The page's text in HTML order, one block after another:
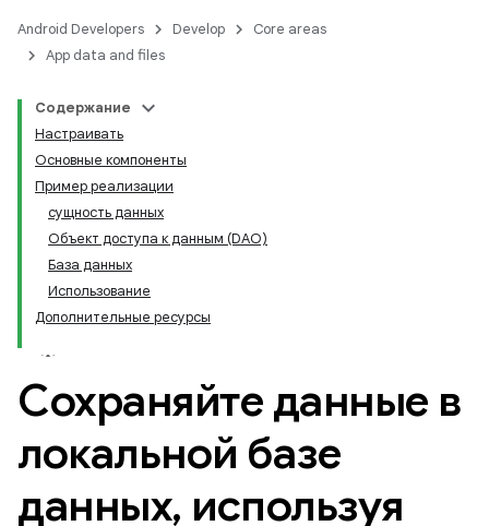
Android Developers Develop
Core areas
App data and files
Содержание
Настраивать
Основные компоненты
Пример реализации
сущность данных
Объект доступа к данным (DAO)
База данных
Использование
Дополнительные ресурсы
Сохраняйте данные в
локальной базе
данных, используя